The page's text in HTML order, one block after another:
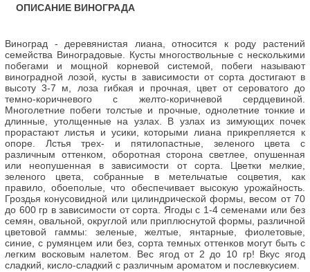
ОПИСАНИЕ ВИНОГРАДА
Виноград - деревянистая лиана, относится к роду растений
семейства Виноградовые. Кусты многоствольные с несколькими
побегами и мощной корневой системой, побеги называют
виноградной лозой, кусты в зависимости от сорта достигают в
высоту 3-7 м, лоза гибкая и прочная, цвет от сероватого до
темно-коричневого с желто-коричневой сердцевиной.
Многолетние побеги толстые и прочные, однолетние тонкие и
длинные, утолщенные на узлах. В узлах из зимующих почек
прорастают листья и усики, которыми лиана прикрепляется к
опоре. Лстья трех- и пятилопастные, зеленого цвета с
различным оттенком, оборотная сторона светлее, опушенная
или неопушенная в зависимости от сорта. Цветки мелкие,
зеленого цвета, собранные в метельчатые соцветия, как
правило, обоеполые, что обеспечивает высокую урожайность.
Гроздья конусовидной или цилиндрической формы, весом от 70
до 600 гр в зависимости от сорта. Ягоды с 1-4 семенами или без
семян, овальной, округлой или приплюснутой формы, различной
цветовой гаммы: зеленые, желтые, янтарные, фиолетовые,
синие, с румянцем или без, сорта темных оттенков могут быть с
легким восковым налетом. Вес ягод от 2 до 10 гр! Вкус ягод
сладкий, кисло-сладкий с различным ароматом и послевкусием.